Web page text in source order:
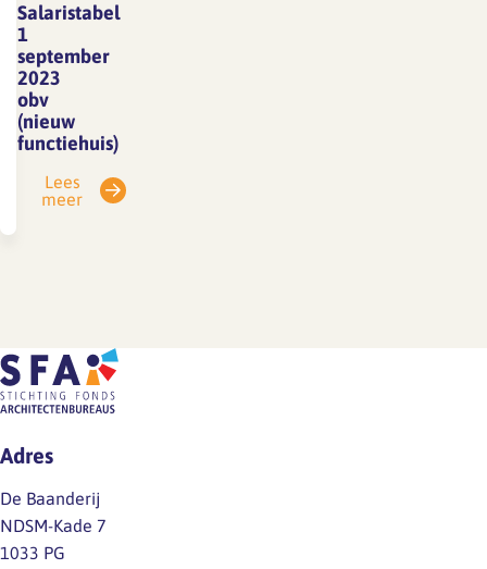
Salaristabel
1
september
2023
obv
(nieuw
functiehuis)
Lees
meer
Adres
De Baanderij
NDSM-Kade 7
1033 PG